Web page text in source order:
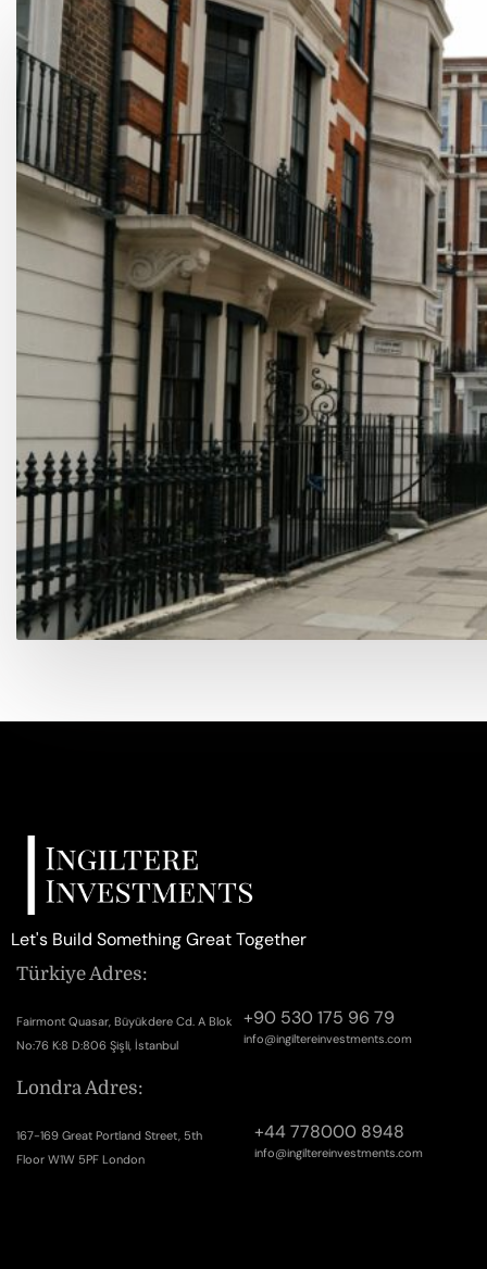
Let's Build Something Great Together
Türkiye Adres:
Fairmont Quasar, Büyükdere Cd. A Blok
No:76 K:8 D:806 Şişli, İstanbul
+90 530 175 96 79
info@ingiltereinvestments.com
Londra Adres:
167-169 Great Portland Street, 5th
Floor W1W 5PF London
+44 778000 8948
info@ingiltereinvestments.com